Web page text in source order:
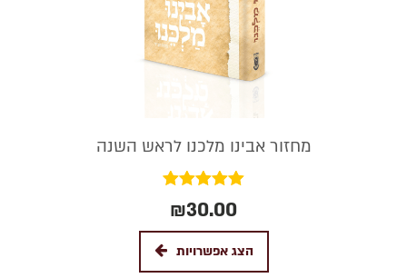
מחזור אבינו מלכנו לראש השנה
דורג
5.00
מתוך 5
₪30.00
הצג אפשרויות